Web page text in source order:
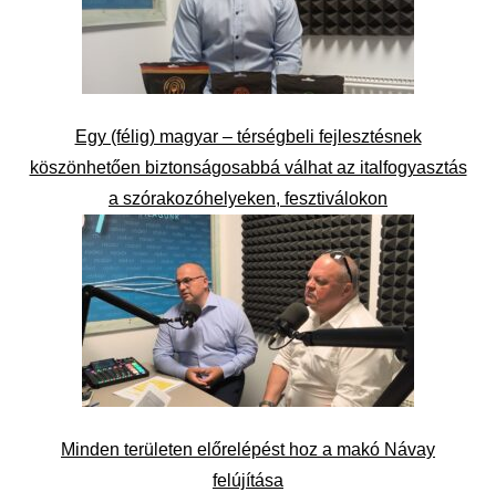
Egy (félig) magyar – térségbeli fejlesztésnek
köszönhetően biztonságosabbá válhat az italfogyasztás
a szórakozóhelyeken, fesztiválokon
Minden területen előrelépést hoz a makó Návay
felújítása